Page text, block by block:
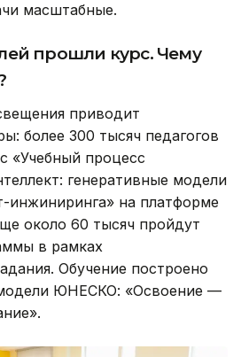
масштабные.
прошли курс. Чему
приводит
более 300 тысяч педагогов
«Учебный процесс
генеративные модели
инжиниринга» на платформе
около 60 тысяч пройдут
в рамках
Обучение построено
ЮНЕСКО: «Освоение —